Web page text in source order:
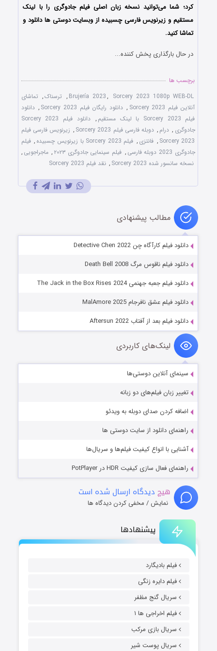
پیشنهادها
فیلم بادیگارد
فیلم دایره زنگی
سریال گنج مظفر
فیلم اخراجی ها ۱
سریال بازی مرکب
سریال پوست شیر
کرد؛ شما می‌توانید نسخه زبان اصلی فیلم جادوگری را با ‌لینک
مستقیم و زیرنویس فارسی چسبیده از وبسایت دوستی ها دانلود و
تماشا کنید.
در حال بارگذاری پخش کننده...
برچسب ها
Brujería 2023, Sorcery 2023 1080p WEB-DL
, ترسناک, تماشای
آنلاین فیلم Sorcery 2023
, دانلود رایگان فیلم Sorcery 2023 , دانلود
فیلم Sorcery 2023 با لینک مستقیم
,
دانلود فیلم Sorcery 2023
جادوگری , درام , دوبله فارسی فیلم Sorcery 2023 , زیرنویس فارسی فیلم
Sorcery 2023
, فانتزی , فیلم Sorcery 2023 با زیرنویس چسبیده , فیلم
جادوگری 2023 دوبله فارسی
, فیلم سینمایی جادوگری ۲۰۲۳ , ماجراجویی ,
نسخه سانسور شده Sorcery 2023
, نقد فیلم Sorcery 2023
مطالب پیشنهادی
دانلود فیلم کارآگاه چن Detective Chen 2022
دانلود فیلم ناقوس مرگ Death Bell 2008
دانلود فیلم جعبه جهنمی The Jack in the Box Rises 2024
دانلود فیلم عشق نافرجام MalAmore 2025
دانلود فیلم بعد از آفتاب Aftersun 2022
لینک‌های کاربردی
سینمای آنلاین دوستی‌ها
تغییر زبان فیلم‌های دو زبانه
اضافه کردن صدای دوبله به ویدئو
راهنمای دانلود از سایت دوستی ها
آشنایی با انواع کیفیت فیلم‌ها و سریال‌ها
راهنمای فعال سازی کیفیت HDR در PotPlayer
هیچ دیدگاه ارسال شده است
نمایش / مخفی کردن دیدگاه ها